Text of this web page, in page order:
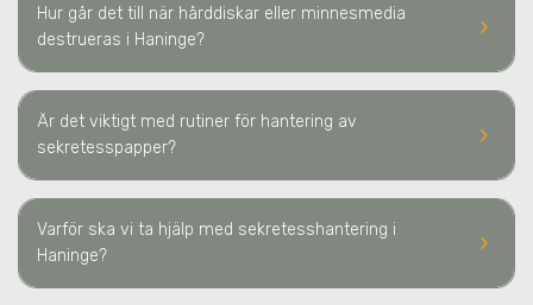
keyboard_arrow_right
Hur går det till när hårddiskar eller minnesmedia
destrueras i Haninge?
keyboard_arrow_right
Är det viktigt med rutiner för hantering av
sekretesspapper?
keyboard_arrow_right
Varför ska vi ta hjälp med sekretesshantering i
Haninge?